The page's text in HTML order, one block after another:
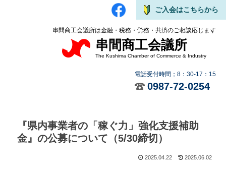
ご入会はこちらから
串間商工会議所は金融・税務・労務・共済のご相談応じます
串間商工会議所
The Kushima Chamber of Commerce & Industry
電話受付時間；8：30-17：15
0987-72-0254
『県内事業者の「稼ぐ力」強化支援補助
金』の公募について（5/30締切）
2025.04.22 2025.06.02